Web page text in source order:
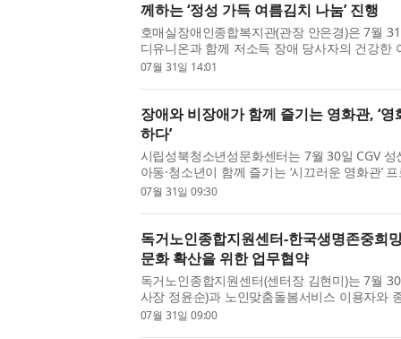
께하는 ‘정성 가득 여름김치 나눔’ 진행
호매실장애인종합복지관(관장 안은경)은 7월
디유니온과 함께 저소득 장애 당사자의 건강한
가득 여름김치 나눔’ 전달식을 진행했다고 밝
07월 31일 14:01
장애와 비장애가 함께 즐기는 영화관, ‘
하다’
시립성북청소년성문화센터는 7월 30일 CGV
아동·청소년이 함께 즐기는 ‘시끄러운 영화관’
램은 장애·비장애가 함께 영화를 관람하고 소
07월 31일 09:30
독거노인종합지원센터-한국생명존중희
문화 확산을 위한 업무협약
독거노인종합지원센터(센터장 김현미)는 7월
사장 정윤순)과 노인맞춤돌봄서비스 이용자와
화 확산을 위해 상호 업무협약(MOU)을 체결했
07월 31일 09:00